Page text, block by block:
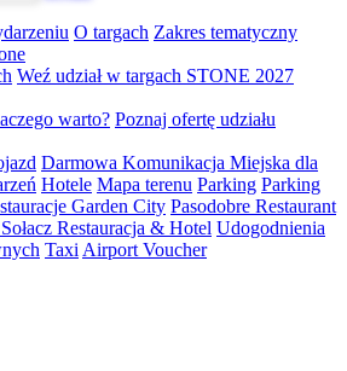
O targach Zakres tematyczny
Weź udział w targach STONE 2027
warto? Poznaj ofertę udziału
Darmowa Komunikacja Miejska dla
Hotele Mapa terenu Parking Parking
Garden City Pasodobre Restaurant
Restauracja & Hotel Udogodnienia
Taxi Airport Voucher